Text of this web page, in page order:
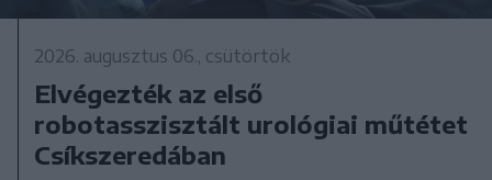
2026. augusztus 06., csütörtök
Elvégezték az első
robotasszisztált urológiai műtétet
Csíkszeredában